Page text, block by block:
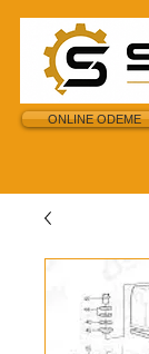
ONLINE ODEME